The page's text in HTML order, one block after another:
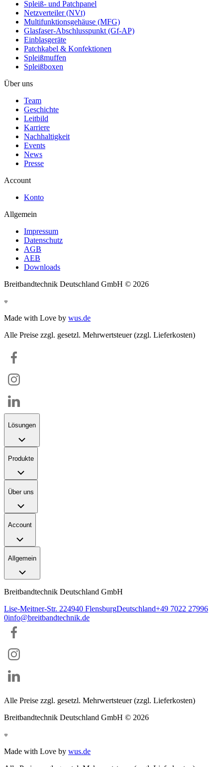
Spleiß- und Patchpanel
Netzverteiler (NVt)
Multifunktionsgehäuse (MFG)
Glasfaser-Abschlusspunkt (Gf-AP)
Einblasgeräte
Patchkabel & Konfektionen
Spleißmuffen
Spleißboxen
Über uns
Team
Geschichte
Leitbild
Karriere
Nachhaltigkeit
Events
News
Presse
Account
Konto
Allgemein
Impressum
Datenschutz
AGB
AEB
Downloads
Breitbandtechnik Deutschland GmbH © 2026
Made with Love by wus.de
Alle Preise zzgl. gesetzl. Mehrwertsteuer (zzgl. Lieferkosten)
Lösungen
Produkte
Über uns
Account
Allgemein
Breitbandtechnik Deutschland GmbH
Lise-Meitner-Str. 224940 FlensburgDeutschland+49 7022 27996
0info@breitbandtechnik.de
Alle Preise zzgl. gesetzl. Mehrwertsteuer (zzgl. Lieferkosten)
Breitbandtechnik Deutschland GmbH © 2026
Made with Love by wus.de